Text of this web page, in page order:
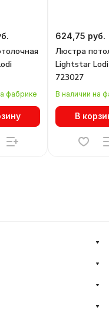
фабрике
624,75 руб.
Люстра
Lightstar Lodi
723027
В наличии на
В